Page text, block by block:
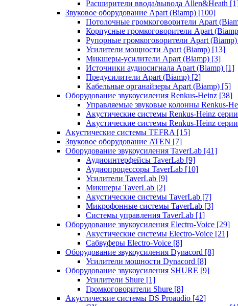
Расширители ввода/вывода Allen&Heath
Звуковое оборудование Apart (Biamp) [100]
Потолочные громкоговорители Apart
Корпусные громкоговорители Apart
Рупорные громкоговорители Apart (Biamp)
Усилители мощности Apart (Biamp) [13]
Микшеры-усилители Apart (Biamp) [3]
Источники аудиосигнала Apart (Biamp) [1]
Предусилители Apart (Biamp) [2]
Кабельные органайзеры Apart (Biamp) [5]
Оборудование звукоусиления Renkus-Heinz [38]
Управляемые звуковые колонны Renkus-
Акустические системы Renkus-Heinz
Акустические системы Renkus-Heinz
Акустические системы TEFRA [15]
Звуковое оборудование ATEN [7]
Оборудование звукоусиления TaverLab [41]
Аудиоинтерфейсы TaverLab [9]
Аудиопроцессоры TaverLab [10]
Усилители TaverLab [9]
Микшеры TaverLab [2]
Акустические системы TaverLab [7]
Микрофонные системы TaverLab [3]
Системы управления TaverLab [1]
Оборудование звукоусиления Electro-Voice [29]
Акустические системы Electro-Voice [21]
Сабвуферы Electro-Voice [8]
Оборудование звукоусиления Dynacord [8]
Усилители мощности Dynacord [8]
Оборудование звукоусиления SHURE [9]
Усилители Shure [1]
Громкоговорители Shure [8]
Акустические системы DS Proaudio [42]